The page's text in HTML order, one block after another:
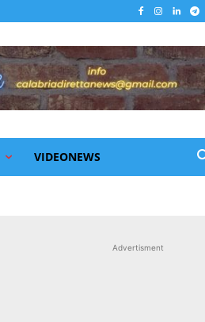
VIDEONEWS
Advertisment